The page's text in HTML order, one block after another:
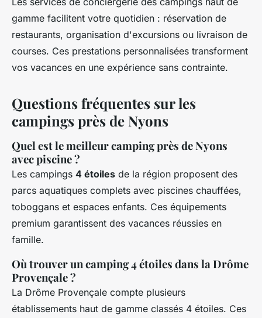
gamme facilitent votre quotidien : réservation de
restaurants, organisation d'excursions ou livraison de
courses. Ces prestations personnalisées transforment
vos vacances en une expérience sans contrainte.
Questions fréquentes sur les
campings près de Nyons
Quel est le meilleur camping près de Nyons
avec piscine ?
Les campings 4 étoiles de la région proposent des
parcs aquatiques complets avec piscines chauffées,
toboggans et espaces enfants. Ces équipements
premium garantissent des vacances réussies en
famille.
Où trouver un camping 4 étoiles dans la Drôme
Provençale ?
La Drôme Provençale compte plusieurs
établissements haut de gamme classés 4 étoiles. Ces